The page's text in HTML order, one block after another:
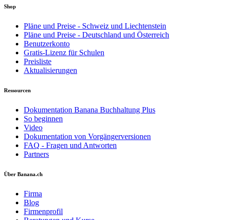
Shop
Pläne und Preise - Schweiz und Liechtenstein
Pläne und Preise - Deutschland und Österreich
Benutzerkonto
Gratis-Lizenz für Schulen
Preisliste
Aktualisierungen
Ressourcen
Dokumentation Banana Buchhaltung Plus
So beginnen
Video
Dokumentation von Vorgängerversionen
FAQ - Fragen und Antworten
Partners
Über Banana.ch
Firma
Blog
Firmenprofil